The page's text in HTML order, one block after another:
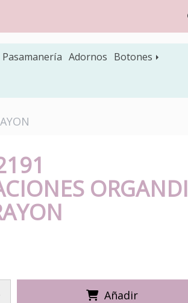
Pasamanería Adornos Botones
ORGANDI
Añadir